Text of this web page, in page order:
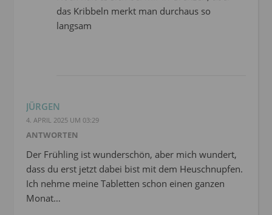
das Kribbeln merkt man durchaus so
langsam
JÜRGEN
4. APRIL 2025 UM 03:29
ANTWORTEN
Der Frühling ist wunderschön, aber mich wundert,
dass du erst jetzt dabei bist mit dem Heuschnupfen.
Ich nehme meine Tabletten schon einen ganzen
Monat…